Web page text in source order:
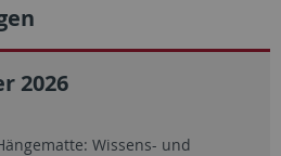
2026
Wissens- und